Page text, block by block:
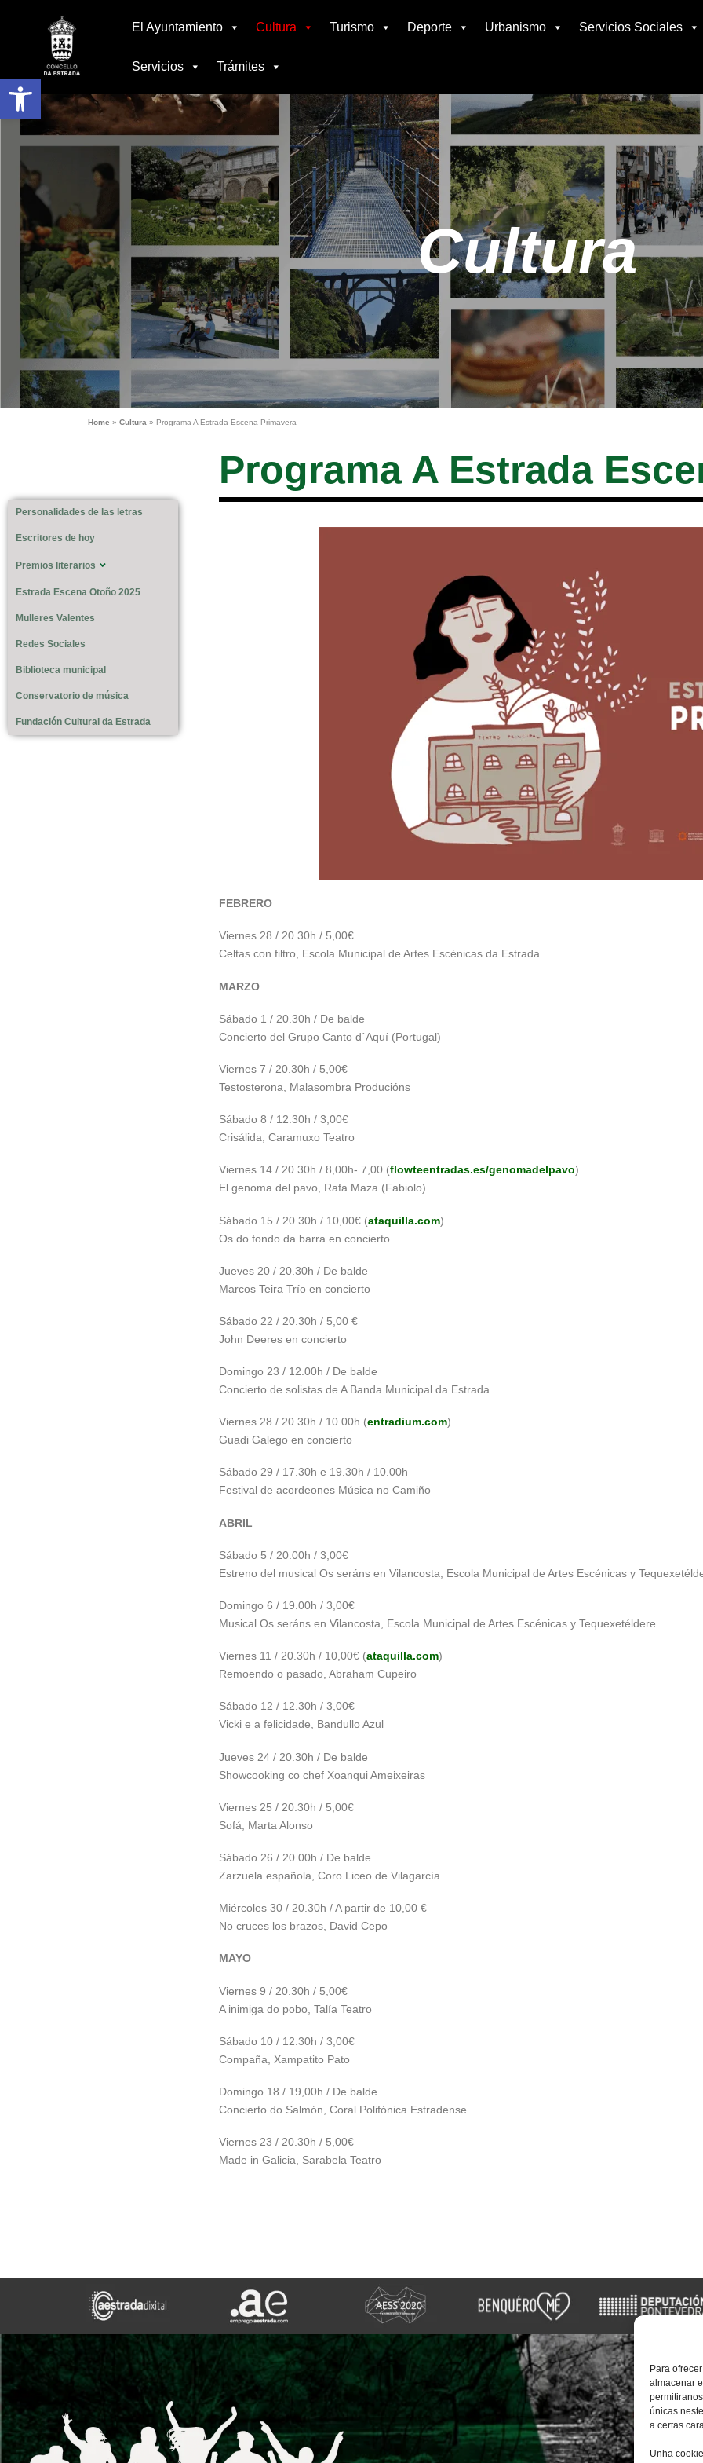
Abrir barra de herramientas
Para
almacenar
únicas
a certas
Unha
contenido
El Ayuntamiento Cultura Turismo Deporte Urbanismo Servicios Sociales
Servicios Trámites
Cultura
Home » Cultura » Programa A Estrada Escena Primavera
Personalidades de las letras
Escritores de hoy
Premios literarios
Estrada Escena Otoño 2025
Mulleres Valentes
Redes Sociales
Biblioteca municipal
Conservatorio de música
Fundación Cultural da Estrada
Programa A Estrada
FEBRERO
Viernes 28 / 20.30h / 5,00€
Celtas con filtro, Escola Municipal de Artes Escénicas da Estrada
MARZO
Sábado 1 / 20.30h / De balde
Concierto del Grupo Canto d´Aquí (Portugal)
Viernes 7 / 20.30h / 5,00€
Testosterona, Malasombra Producións
Sábado 8 / 12.30h / 3,00€
Crisálida, Caramuxo Teatro
Viernes 14 / 20.30h / 8,00h- 7,00 (flowteentradas.es/genomadelpavo)
El genoma del pavo, Rafa Maza (Fabiolo)
Sábado 15 / 20.30h / 10,00€ (ataquilla.com)
Os do fondo da barra en concierto
Jueves 20 / 20.30h / De balde
Marcos Teira Trío en concierto
Sábado 22 / 20.30h / 5,00 €
John Deeres en concierto
Domingo 23 / 12.00h / De balde
Concierto de solistas de A Banda Municipal da Estrada
Viernes 28 / 20.30h / 10.00h (entradium.com)
Guadi Galego en concierto
Sábado 29 / 17.30h e 19.30h / 10.00h
Festival de acordeones Música no Camiño
ABRIL
Sábado 5 / 20.00h / 3,00€
Estreno del musical Os seráns en Vilancosta, Escola Municipal de Artes Escénicas y
Domingo 6 / 19.00h / 3,00€
Musical Os seráns en Vilancosta, Escola Municipal de Artes Escénicas y Tequexetéldere
Viernes 11 / 20.30h / 10,00€ (ataquilla.com)
Remoendo o pasado, Abraham Cupeiro
Sábado 12 / 12.30h / 3,00€
Vicki e a felicidade, Bandullo Azul
Jueves 24 / 20.30h / De balde
Showcooking co chef Xoanqui Ameixeiras
Viernes 25 / 20.30h / 5,00€
Sofá, Marta Alonso
Sábado 26 / 20.00h / De balde
Zarzuela española, Coro Liceo de Vilagarcía
Miércoles 30 / 20.30h / A partir de 10,00 €
No cruces los brazos, David Cepo
MAYO
Viernes 9 / 20.30h / 5,00€
A inimiga do pobo, Talía Teatro
Sábado 10 / 12.30h / 3,00€
Compaña, Xampatito Pato
Domingo 18 / 19,00h / De balde
Concierto do Salmón, Coral Polifónica Estradense
Viernes 23 / 20.30h / 5,00€
Made in Galicia, Sarabela Teatro